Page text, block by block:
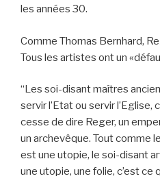
les années 30.
Comme Thomas Bernhard,
Tous les artistes ont un
“Les soi-disant maîtres
servir l’Etat ou servir l’Eglise,
cesse de dire Reger, un
un archevêque. Tout comme
est une utopie, le soi-disant
une utopie, une folie, c’est ce